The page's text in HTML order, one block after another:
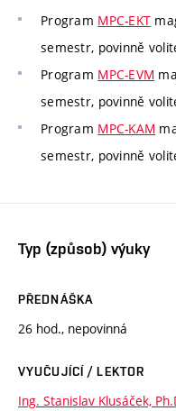
Program MPC-EKT
semestr, povinně
Program MPC-EVM
semestr, povinně
Program MPC-KAM
semestr, povinně
Typ (způsob) výuky
PŘEDNÁŠKA
26 hod., nepovinná
VYUČUJÍCÍ / LEKTOR
Ing. Stanislav Klusáček,